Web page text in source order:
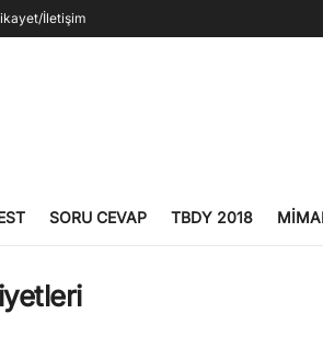
İletişim
SORU CEVAP TBDY 2018